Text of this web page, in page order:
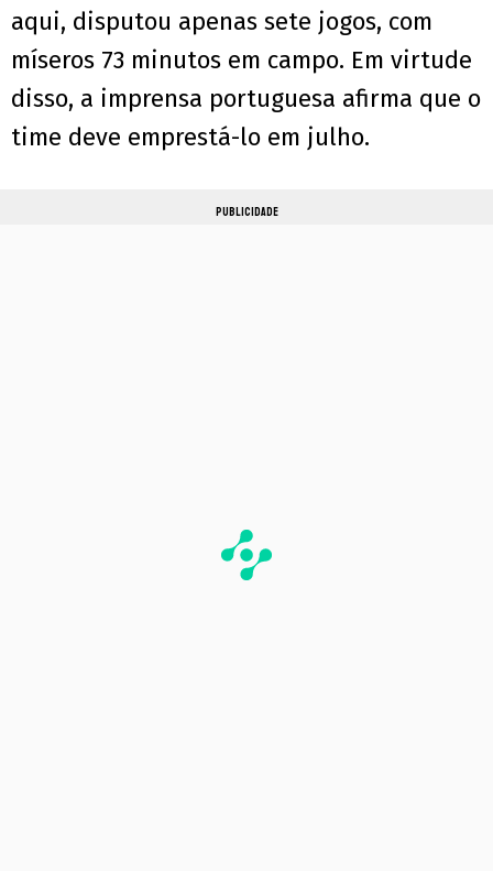
aqui, disputou apenas sete jogos, com
míseros 73 minutos em campo. Em virtude
disso, a imprensa portuguesa afirma que o
time deve emprestá-lo em julho.
PUBLICIDADE